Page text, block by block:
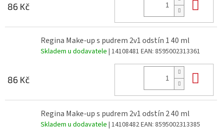
86 Kč
Regina Make-up s pudrem 2v1 odstín 1 40 ml
Skladem u dodavatele | 14108481 EAN: 8595002313361
86 Kč
Regina Make-up s pudrem 2v1 odstín 2 40 ml
Skladem u dodavatele | 14108482EAN: 8595002313385